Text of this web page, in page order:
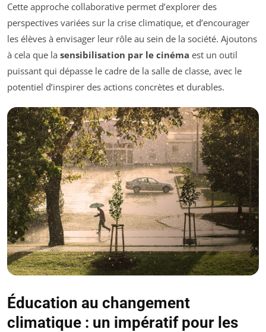
Cette approche collaborative permet d’explorer des
perspectives variées sur la crise climatique, et d’encourager
les élèves à envisager leur rôle au sein de la société. Ajoutons
à cela que la sensibilisation par le cinéma est un outil
puissant qui dépasse le cadre de la salle de classe, avec le
potentiel d’inspirer des actions concrètes et durables.
Éducation au changement
climatique : un impératif pour les